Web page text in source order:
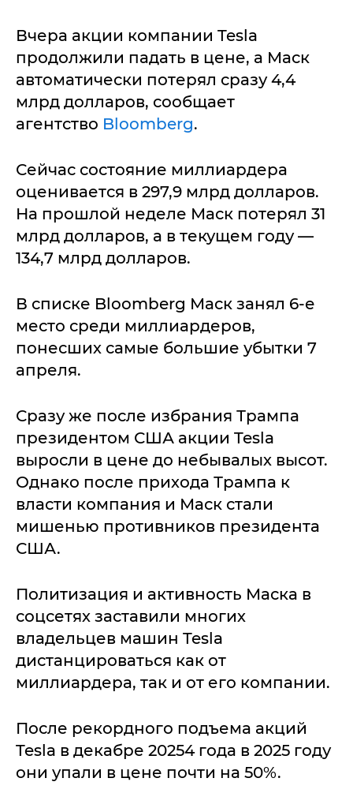
Вчера акции компании Tesla
продолжили падать в цене, а Маск
автоматически потерял сразу 4,4
млрд долларов, сообщает
агентство Bloomberg.
Сейчас состояние миллиардера
оценивается в 297,9 млрд долларов.
На прошлой неделе Маск потерял 31
млрд долларов, а в текущем году —
134,7 млрд долларов.
В списке Bloomberg Маск занял 6-е
место среди миллиардеров,
понесших самые большие убытки 7
апреля.
Сразу же после избрания Трампа
президентом США акции Tesla
выросли в цене до небывалых высот.
Однако после прихода Трампа к
власти компания и Маск стали
мишенью противников президента
США.
Политизация и активность Маска в
соцсетях заставили многих
владельцев машин Tesla
дистанцироваться как от
миллиардера, так и от его компании.
После рекордного подъема акций
Tesla в декабре 20254 года в 2025 году
они упали в цене почти на 50%.